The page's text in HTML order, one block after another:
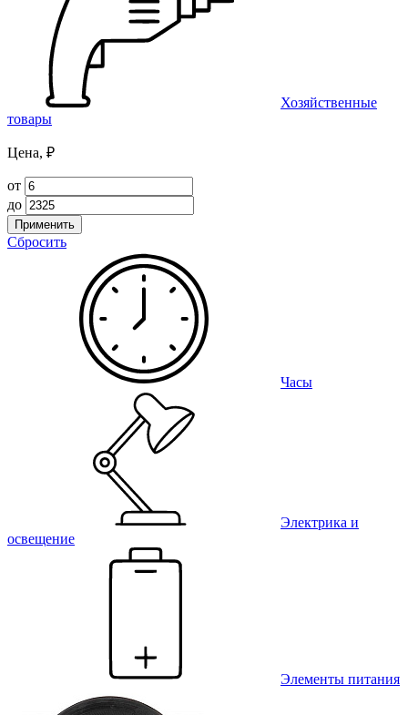
Хозяйственные
товары
Цена, ₽
от
до
Применить
Сбросить
Часы
Электрика и
освещение
Элементы питания